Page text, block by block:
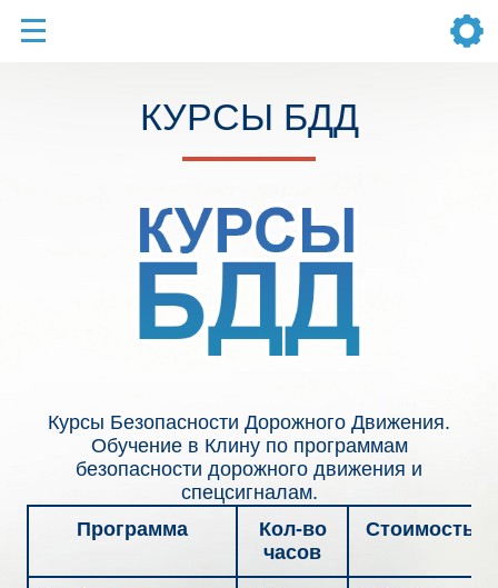
КУРСЫ БДД
Курсы Безопасности Дорожного Движения.
Обучение в Клину по программам
безопасности дорожного движения и
спецсигналам.
Программа
Кол-во
часов
Стоимость